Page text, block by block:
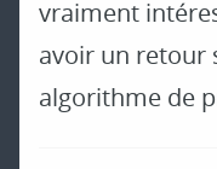
vraiment
avoir un retour
algorithme de